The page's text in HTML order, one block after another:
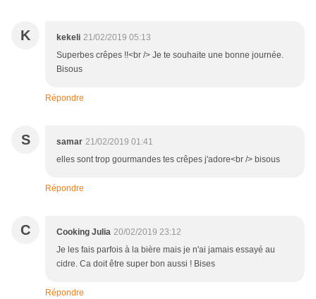
K kekeli 21/02/2019 05:13
Superbes crêpes !!<br /> Je te souhaite une bonne journée.
Bisous
Répondre
S samar 21/02/2019 01:41
elles sont trop gourmandes tes crêpes j'adore<br /> bisous
Répondre
C Cooking Julia 20/02/2019 23:12
Je les fais parfois à la bière mais je n'ai jamais essayé au
cidre. Ca doit être super bon aussi ! Bises
Répondre